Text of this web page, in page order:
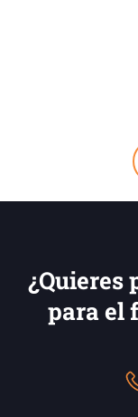
¿Quieres
para el